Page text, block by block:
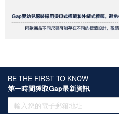
BE THE FIRST TO KNOW
第一時間獲取Gap最新資訊